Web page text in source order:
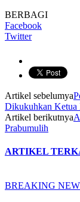
BERBAGI
Facebook
Twitter
Artikel sebelumya
Dikukuhkan Ketua
Artikel berikutnya
Prabumulih
ARTIKEL
BREAKING